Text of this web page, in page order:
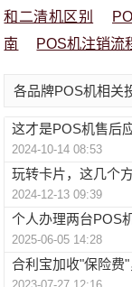
和二清机区别
南
POS机注销流
各品牌POS机相关
这才是POS机售后
2024-10-14 08:53
玩转卡片，这几个
2024-12-13 09:39
个人办理两台POS
2025-06-05 14:28
合利宝加收"保险费